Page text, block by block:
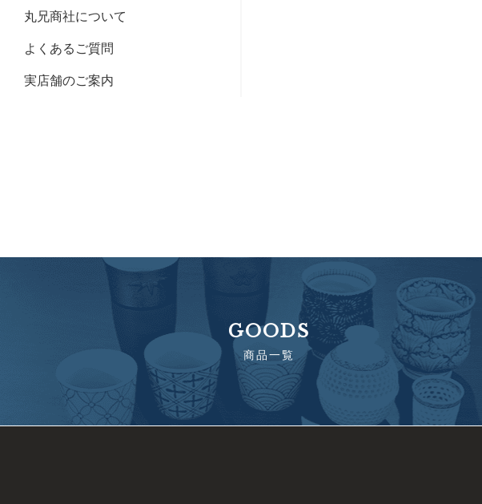
丸兄商社について
よくあるご質問
実店舗のご案内
GOODS
商品一覧